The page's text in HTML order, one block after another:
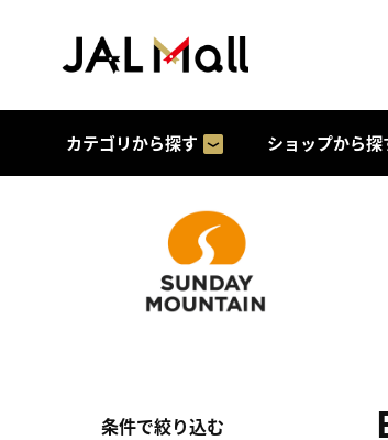
カテゴリから探す ショップから探
条件で絞り込む